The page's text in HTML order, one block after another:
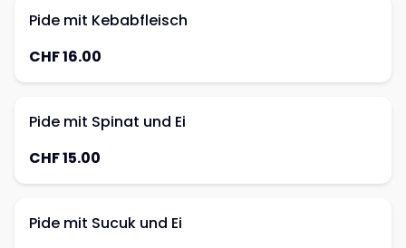
Pide mit Kebabfleisch
CHF 16.00
Pide mit Spinat und Ei
CHF 15.00
Pide mit Sucuk und Ei